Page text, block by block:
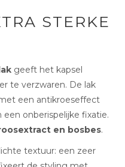
STERKE
geeft het kapsel
te verzwaren. De lak
een antikroeseffect
onberispelijke fixatie.
en bosbes.
textuur: een zeer